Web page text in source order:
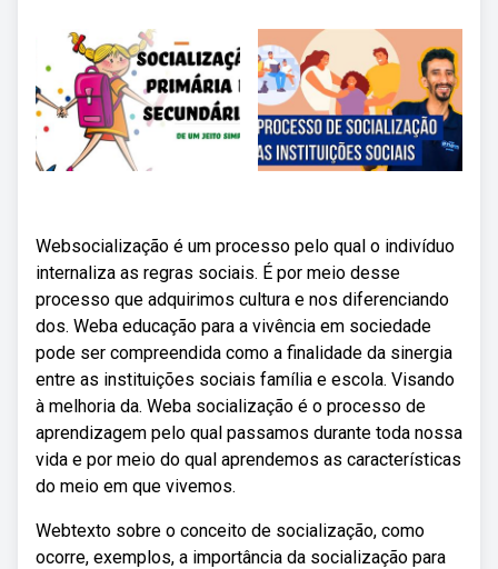
Websocialização é um processo pelo qual o indivíduo
internaliza as regras sociais. É por meio desse
processo que adquirimos cultura e nos diferenciando
dos. Weba educação para a vivência em sociedade
pode ser compreendida como a finalidade da sinergia
entre as instituições sociais família e escola. Visando
à melhoria da. Weba socialização é o processo de
aprendizagem pelo qual passamos durante toda nossa
vida e por meio do qual aprendemos as características
do meio em que vivemos.
Webtexto sobre o conceito de socialização, como
ocorre, exemplos, a importância da socialização para